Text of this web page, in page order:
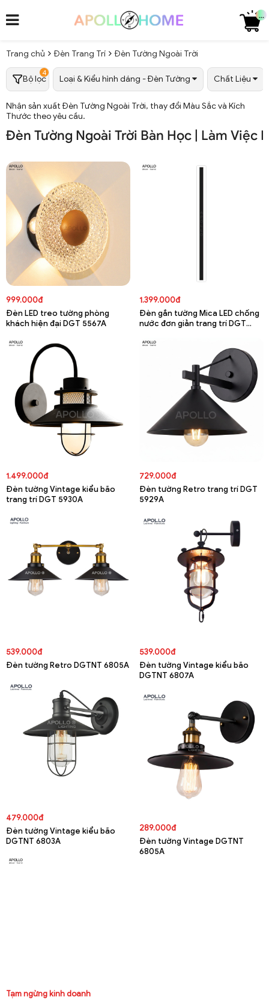
...
Trang chủ Đèn Trang Trí Đèn Tường Ngoài Trời
Bộ lọc
4
Loại & Kiểu hình dáng - Đèn Tường Chất Liệu
Nhận sản xuất Đèn Tường Ngoài Trời, thay đổi Màu Sắc và Kích
Thước theo yêu cầu.
Đèn Tường Ngoài Trời Bàn Học | Làm Việc
999.000đ
Đèn LED treo tường phòng
khách hiện đại DGT 5567A
1.399.000đ
Đèn gắn tường Mica LED chống
nước đơn giản trang trí DGT
1.499.000đ
Đèn tường Vintage kiểu bão
trang trí DGT 5930A
729.000đ
Đèn tường Retro trang trí DGT
5929A
539.000đ
Đèn tường Retro DGTNT 6805A
539.000đ
Đèn tường Vintage kiểu bão
DGTNT 6807A
479.000đ
Đèn tường Vintage kiểu bão
DGTNT 6803A
289.000đ
Đèn tường Vintage DGTNT
6805A
Tạm ngừng kinh doanh